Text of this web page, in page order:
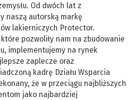
Od dwóch lat z
naszą autorską markę
lakierniczych Protector.
pozwoliły nam na zbudowanie
implementujemy na rynek
zaplecze oraz
kadrę Działu Wsparcia
że w przeciągu najbliższych
jako najbardziej